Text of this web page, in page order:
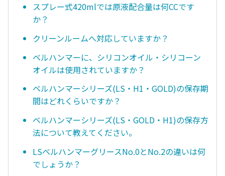
スプレー式420mlでは原液配合量は何CCです
か？
クリーンルームへ対応していますか？
ベルハンマーに、シリコンオイル・シリコーン
オイルは使用されていますか？
ベルハンマーシリーズ(LS・H1・GOLD)の保存期
間はどれくらいですか？
ベルハンマーシリーズ(LS・GOLD・H1)の保存方
法について教えてください。
LSベルハンマーグリースNo.0とNo.2の違いは何
でしょうか？